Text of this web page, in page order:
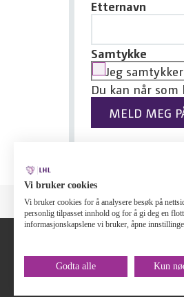
Etternavn
Samtykke
Jeg
Du kan når
Vi bruker cookies
Vi bruker cookies for å analysere besøk på
personlig tilpasset innhold og for å gi deg en
informasjonskapslene vi bruker, åpne
Godta alle Kun